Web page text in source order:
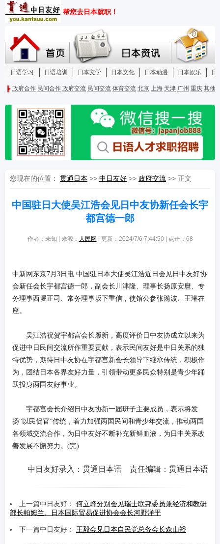
您现在的位置： 贯通日本 >> 中日友好 >> 政府交流 >> 正文
中国驻日大使吴江浩会见日中友协新任会长宇
都宫德一郎
作者：未知 | 来源： 人民网 | 更新：2024/7/6 7:44:50 | 点击： 68
中新网东京7月3日电 中国驻日本大使吴江浩近日会见日中友好协
会新任会长宇都宫德一郎，副会长川津隆、理事长扬原安麿、专
务理事西堀正司、常务理事坂下重信，使馆公参张漪波、王琳在
座。
吴江浩祝贺宇都宫会长履新，高度评价日中友协成立以来为
促进中日民间交流所作重要贡献，表示民间友好是中日关系的独
特优势，期待日中友协在宇都宫新会长领导下继承传统，积极作
为，团结日本各界友好力量，引领带动更多民众特别是青少年踊
跃投身两国友好事业。
宇都宫会长介绍日中友协新一届班子主要成员，表示将发
扬“以民促官”传统，着力加强两国民间和青少年交流，推动两国
各领域交流合作，为日中友好不断补充新鲜血液，为日中关系改
善发展不懈努力。(完)
中日友好录入：贯通日本语 责任编辑：贯通日本语
上一篇中日友好： 何立峰分别会见瑞士联邦委员兼经济和教研
部长帕姆兰、日本国际贸易促进协会会长河野洋平
下一篇中日友好： 王毅会见日本自民党总务会长森山裕